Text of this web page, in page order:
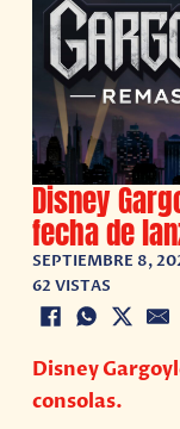
Disney
fecha de
SEPTIEMBRE 8,
62 VISTAS
Disney
consolas.